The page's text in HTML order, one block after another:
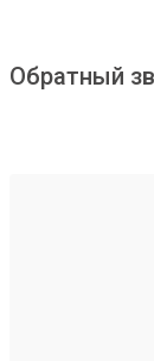
Обратный